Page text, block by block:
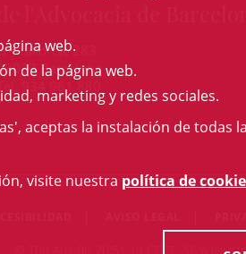
Mallorca, 283
Barcelona
Tel. 934 961 880
© Thu Aug 06 20:51:19 CEST 2026
web.
de la página web.
marketing y redes sociales.
aceptas la instalación de todas
visite nuestra política de